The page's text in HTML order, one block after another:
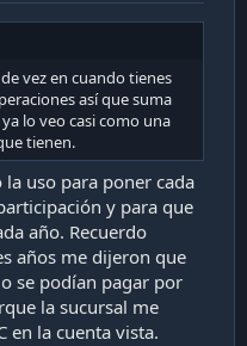
vez en cuando tienes
así que suma
lo veo casi como una
tienen.
uso para poner cada
y para que
año. Recuerdo
años me dijeron que
se podían pagar por
la sucursal me
en la cuenta vista.